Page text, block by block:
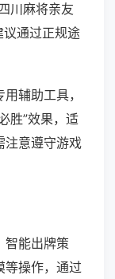
川麻将亲友
通过正规途
辅助工具，
胜”效果，适
注意遵守游戏
智能出牌策
等操作，通过